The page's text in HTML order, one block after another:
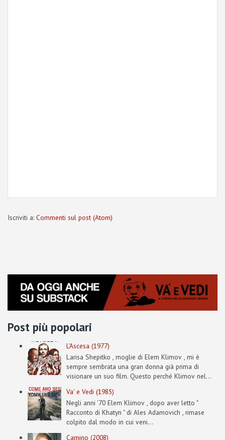
Iscriviti a: Commenti sul post (Atom)
Post più popolari
L'Ascesa (1977)
Larisa Shepitko , moglie di Elem Klimov , mi è
sempre sembrata una gran donna già prima di
visionare un suo film. Questo perché Klimov nel...
Va' e Vedi (1985)
Negli anni '70 Elem Klimov , dopo aver letto "
Racconto di Khatyn " di Ales Adamovich , rimase
colpito dal modo in cui veni...
Camino (2008)